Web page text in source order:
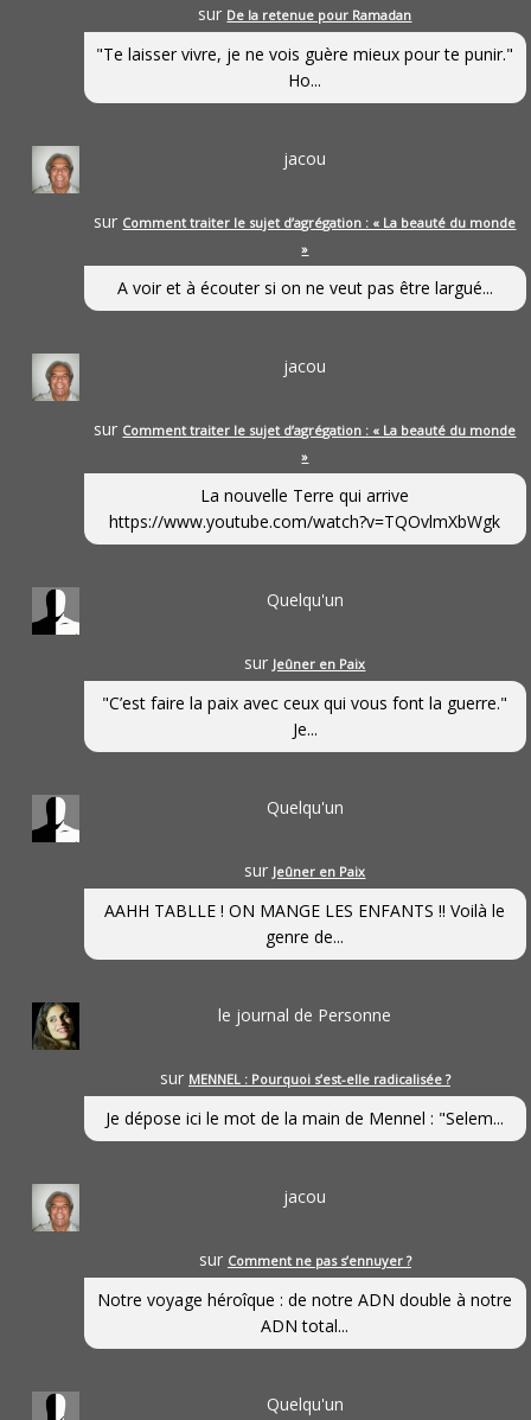
sur De la retenue pour Ramadan
"Te laisser vivre, je ne vois guère mieux pour te punir."
Ho...
jacou
sur Comment traiter le sujet d’agrégation : « La beauté du monde
»
A voir et à écouter si on ne veut pas être largué...
jacou
sur Comment traiter le sujet d’agrégation : « La beauté du monde
»
La nouvelle Terre qui arrive
https://www.youtube.com/watch?v=TQOvlmXbWgk
Quelqu'un
sur Jeûner en Paix
"C’est faire la paix avec ceux qui vous font la guerre."
Je...
Quelqu'un
sur Jeûner en Paix
AAHH TABLLE ! ON MANGE LES ENFANTS !! Voilà le
genre de...
le journal de Personne
sur MENNEL : Pourquoi s’est-elle radicalisée ?
Je dépose ici le mot de la main de Mennel : "Selem...
jacou
sur Comment ne pas s’ennuyer ?
Notre voyage héroîque : de notre ADN double à notre
ADN total...
Quelqu'un